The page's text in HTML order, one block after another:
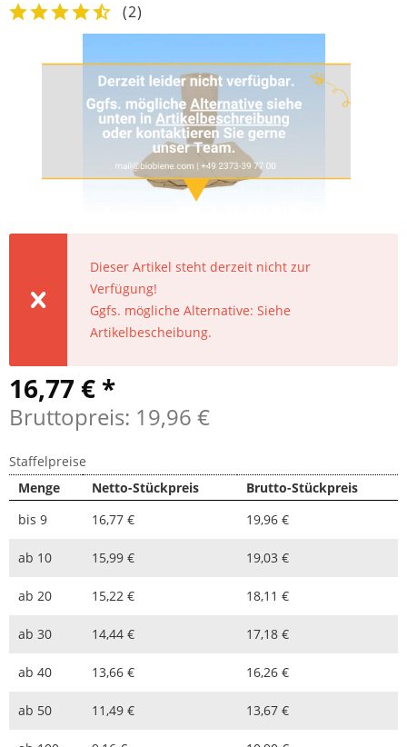
(2)
Dieser Artikel steht derzeit nicht zur
Verfügung!
Ggfs. mögliche Alternative: Siehe
Artikelbescheibung.
16,77 € *
Bruttopreis: 19,96 €
Staffelpreise
Menge
Netto-Stückpreis
Brutto-Stückpreis
bis 9 16,77 € 19,96 €
ab 10 15,99 € 19,03 €
ab 20 15,22 € 18,11 €
ab 30 14,44 € 17,18 €
ab 40 13,66 € 16,26 €
ab 50 11,49 € 13,67 €